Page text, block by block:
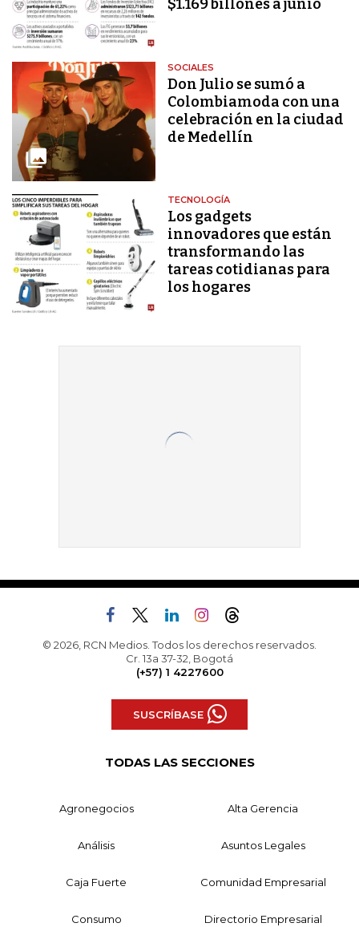
$1.169 billones a junio
SOCIALES
Don Julio se sumó a
Colombiamoda con una
celebración en la ciudad
de Medellín
TECNOLOGÍA
Los gadgets
innovadores que están
transformando las
tareas cotidianas para
los hogares
© 2026, RCN Medios. Todos los derechos reservados.
Cr. 13a 37-32, Bogotá
(+57) 1 4227600
SUSCRÍBASE
TODAS LAS SECCIONES
Agronegocios Alta Gerencia
Análisis Asuntos Legales
Caja Fuerte Comunidad Empresarial
Consumo Directorio Empresarial